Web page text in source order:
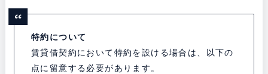
特約について
賃貸借契約において特約を設ける場合は、以下の
点に留意する必要があります。